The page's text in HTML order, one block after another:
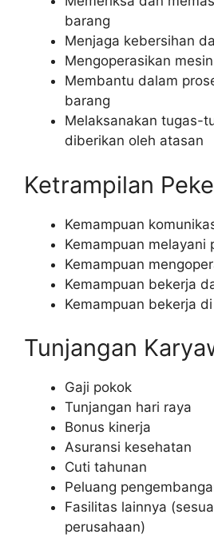
barang
Menjaga kebersihan
Mengoperasikan
Membantu dalam
barang
Melaksanakan tugas-
diberikan oleh atasan
Ketrampilan
Kemampuan
Kemampuan melayani
Kemampuan
Kemampuan bekerja
Kemampuan bekerja
Tunjangan
Gaji pokok
Tunjangan hari raya
Bonus kinerja
Asuransi kesehatan
Cuti tahunan
Peluang
Fasilitas lainnya
perusahaan)